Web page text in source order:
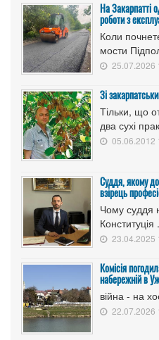
На Закарпатті
роботи з
Коли
мости
25.07.2026
Зі
Тільки, що
два сухі
05.06.2012
Суддя, якому
взірець
Чому суддя
Конституція
23.04.2025
Комісія
набережній в
війна - на
22.07.2026